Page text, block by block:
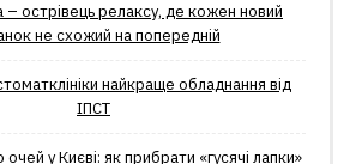
– острівець релаксу, де кожен новий
не схожий на попередній
найкраще обладнання від
ІПСТ
у Києві: як прибрати «гусячі лапки»